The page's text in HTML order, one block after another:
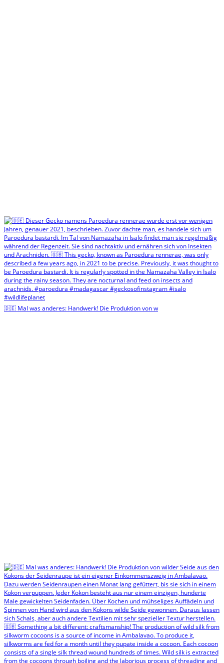
🇩🇪 Mal was anderes: Handwerk! Die Produktion von w